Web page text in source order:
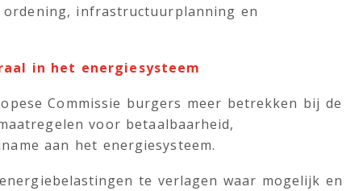
infrastructuurplanning en
in het energiesysteem
Commissie burgers meer betrekken bij de
voor betaalbaarheid,
aan het energiesysteem.
te verlagen waar mogelijk en